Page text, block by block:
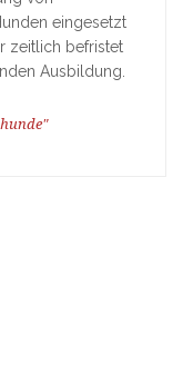
eingesetzt
zeitlich befristet
Ausbildung.